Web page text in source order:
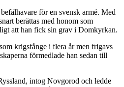
för en svensk armé. Med
berättas med honom som
att han fick sin grav i Domkyrkan.
krigsfånge i flera år men frigavs
förmedlade han sedan till
intog Novgorod och ledde